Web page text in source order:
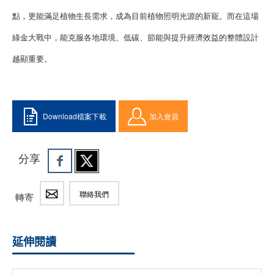
點，更能滿足植物生長需求，成為目前植物照明光源的新寵。而在這場
綠金大戰中，能克服各地環境、低碳、節能與提升經濟效益的整體設計
越顯重要。
Download檔案下載 加入會員
分享
轉寄 聯絡我們
延伸閱讀